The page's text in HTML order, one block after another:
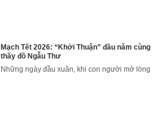
Mạch Tết 2026: “Khởi Thuận” đầu năm cùng
thầy đồ Ngẫu Thư
Những ngày đầu xuân, khi con người mở lòng